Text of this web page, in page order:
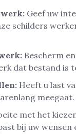
Geef uw
schilders
Bescherm
dat bestand is
Heeft u last
meegaat.
met het
bij uw wensen